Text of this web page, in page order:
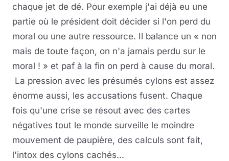
chaque jet de dé. Pour exemple j'ai déjà eu une
partie où le président doit décider si l'on perd du
moral ou une autre ressource. Il balance un « non
mais de toute façon, on n'a jamais perdu sur le
moral ! » et paf à la fin on perd à cause du moral.
La pression avec les présumés cylons est assez
énorme aussi, les accusations fusent. Chaque
fois qu'une crise se résout avec des cartes
négatives tout le monde surveille le moindre
mouvement de paupière, des calculs sont fait,
l'intox des cylons cachés...